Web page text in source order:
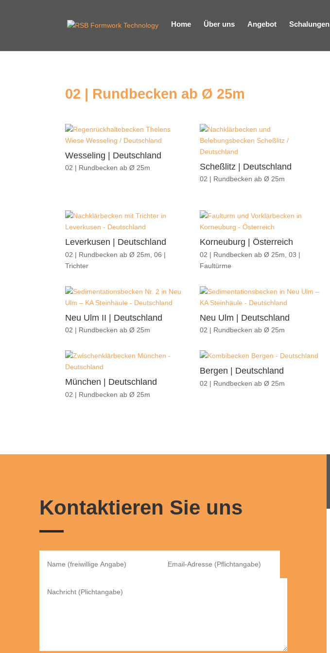
Home Über uns Angebot Schalungen
02 | Rundbecken ab Ø 25m
Wesseling | Deutschland
02 | Rundbecken ab Ø 25m Scheßlitz | Deutschland
02 | Rundbecken ab Ø 25m
Leverkusen | Deutschland
02 | Rundbecken ab Ø 25m ,06 |
Trichter
Korneuburg | Österreich
02 | Rundbecken ab Ø 25m 03 |
Faultürme
Neu Ulm II | Deutschland
02 | Rundbecken ab Ø 25m
Neu Ulm | Deutschland
02 | Rundbecken ab Ø 25m
München | Deutschland
02 | Rundbecken ab Ø 25m
Bergen | Deutschland
02 | Rundbecken ab Ø 25m
Kontaktieren Sie uns